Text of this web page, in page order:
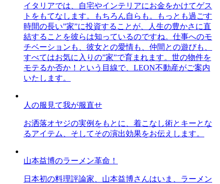
イタリアでは、自宅やインテリアにお金をかけてゲス
トをもてなします。もちろん自らも。もっとも過ごす
時間の長い”家”に投資することが、人生の豊かさに直
結することを彼らは知っているのですね。仕事へのモ
チベーションも、彼女との愛情も、仲間との遊びも、
すべてはお気に入りの”家”で育まれます。世の物件を
モテるか否か！という目線で、LEON不動産がご案内
いたします。
人の服見て我が服直せ
お洒落オヤジの実例をもとに、着こなし術とキーとな
るアイテム、そしてその演出効果をお伝えします。
山本益博のラーメン革命！
日本初の料理評論家、山本益博さんはいま、ラーメン